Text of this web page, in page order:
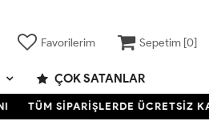
Favorilerim Sepetim [0]
ÇOK SATANLAR
TÜM SİPARİŞLERDE ÜCRETSİZ